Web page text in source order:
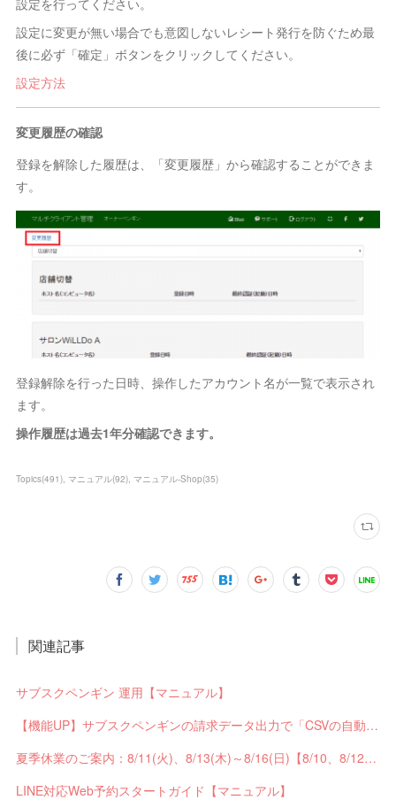
設定を行ってください。
設定に変更が無い場合でも意図しないレシート発行を防ぐため最
後に必ず「確定」ボタンをクリックしてください。
設定方法
変更履歴の確認
登録を解除した履歴は、「変更履歴」から確認することができま
す。
登録解除を行った日時、操作したアカウント名が一覧で表示され
ます。
操作履歴は過去1年分確認できます。
Topics(491) マニュアル(92) マニュアル-Shop(35)
関連記事
サブスクペンギン 運用【マニュアル】
【機能UP】サブスクペンギンの請求データ出力で「CSVの自動分割出力」と「出力ステータスの確認」ができるようになりました！
夏季休業のご案内：8/11(火)、8/13(木)～8/16(日)【8/10、8/12は通常営業】
LINE対応Web予約スタートガイド【マニュアル】